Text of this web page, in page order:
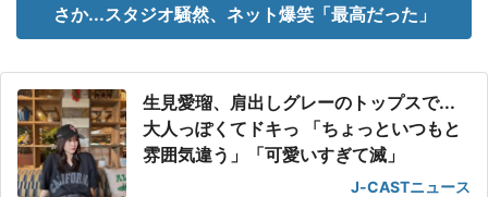
さか...スタジオ騒然、ネット爆笑「最高だった」
生見愛瑠、肩出しグレーのトップスで...
大人っぽくてドキっ 「ちょっといつもと
雰囲気違う」「可愛いすぎて滅」
J-CASTニュース